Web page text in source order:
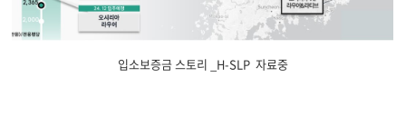
입소보증금 스토리 _H-SLP 자료중